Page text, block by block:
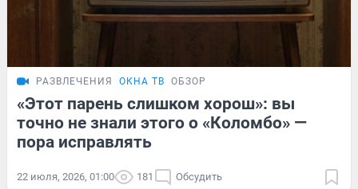
РАЗВЛЕЧЕНИЯ ОКНА ТВ ОБЗОР
«Этот парень слишком хорош»: вы
точно не знали этого о «Коломбо» —
пора исправлять
22 июля, 2026, 01:00 181 Обсудить